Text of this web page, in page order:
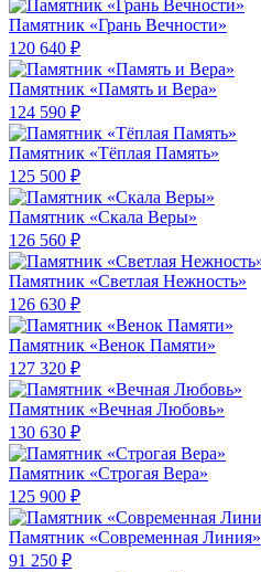
Памятник «Грань Вечности»
120 640 ₽
Памятник «Память и Вера»
124 590 ₽
Памятник «Тёплая Память»
125 500 ₽
Памятник «Скала Веры»
126 560 ₽
Памятник «Светлая Нежность»
126 630 ₽
Памятник «Венок Памяти»
127 320 ₽
Памятник «Вечная Любовь»
130 630 ₽
Памятник «Строгая Вера»
125 900 ₽
Памятник «Современная Линия»
91 250 ₽